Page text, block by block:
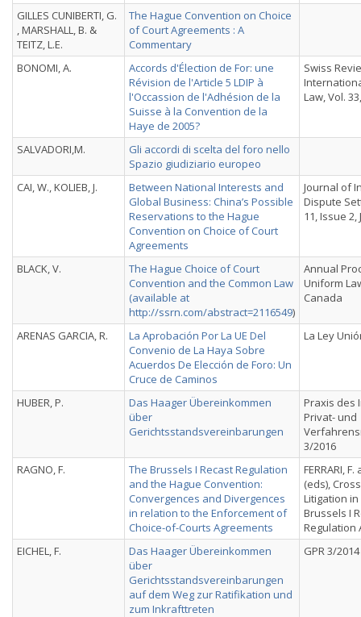
GILLES CUNIBERTI, G.
, MARSHALL, B. &
TEITZ, L.E.
The Hague Convention on Choice
of Court Agreements : A
Commentary
BONOMI, A.
Accords d'Élection de For: une
Révision de l'Article 5 LDIP à
l'Occassion de l'Adhésion de la
Suisse à la Convention de la
Haye de 2005?
Swiss
Law, Vol.
SALVADORI,M.
Gli accordi di scelta del foro nello
Spazio giudiziario europeo
CAI, W., KOLIEB, J.
Between National Interests and
Global Business: China’s Possible
Reservations to the Hague
Convention on Choice of Court
Agreements
Journal of
Dispute
11, Issue 2,
BLACK, V.
The Hague Choice of Court
Convention and the Common Law
(available at
http://ssrn.com/abstract=2116549)
Annual
Uniform
Canada
ARENAS GARCIA, R.
La Aprobación Por La UE Del
Convenio de La Haya Sobre
Acuerdos De Elección de Foro: Un
Cruce de Caminos
La Ley
HUBER, P.
Das Haager Übereinkommen
über
Gerichtsstandsvereinbarungen
Praxis des
Privat- und
3/2016
RAGNO, F.
The Brussels I Recast Regulation
and the Hague Convention:
Convergences and Divergences
in relation to the Enforcement of
Choice-of-Courts Agreements
FERRARI,
(eds),
Litigation
Brussels I
Regulation
EICHEL, F.
Das Haager Übereinkommen
über
Gerichtsstandsvereinbarungen
auf dem Weg zur Ratifikation und
zum Inkrafttreten
GPR 3/2014